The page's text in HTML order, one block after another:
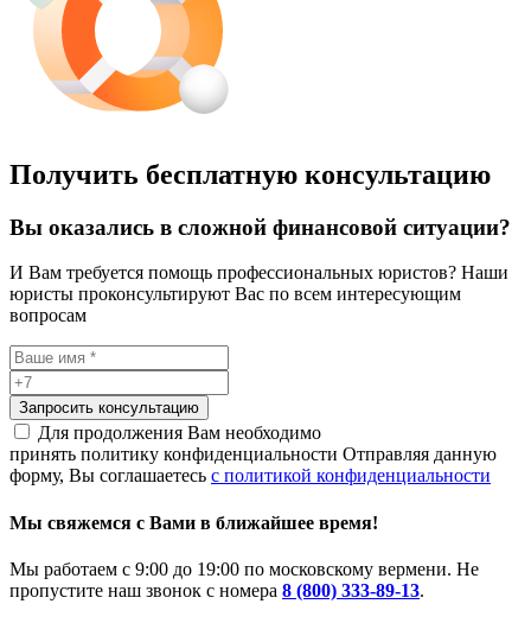
Получить бесплатную консультацию
Вы оказались в сложной финансовой ситуации?
И Вам требуется помощь профессиональных юристов? Наши
юристы проконсультируют Вас по всем интересующим
вопросам
Запросить консультацию
Для продолжения Вам необходимо
принять политику конфиденциальности Отправляя данную
форму, Вы соглашаетесь с политикой конфиденциальности
Мы свяжемся с Вами в ближайшее время!
Мы работаем с 9:00 до 19:00 по московскому вермени. Не
пропустите наш звонок с номера 8 (800) 333-89-13.